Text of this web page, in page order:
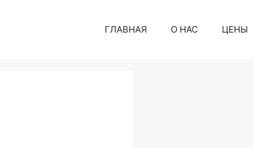
ГЛАВНАЯ О НАС ЦЕНЫ